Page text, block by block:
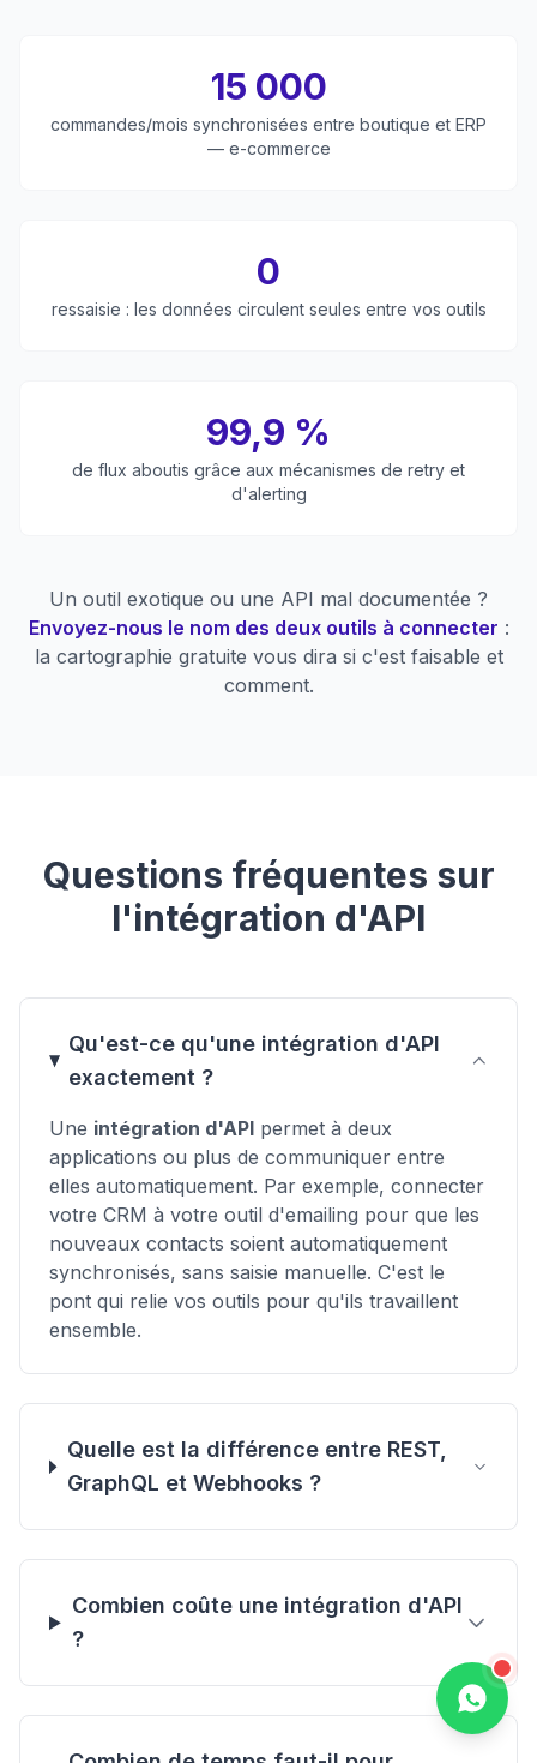
15 000
commandes/mois synchronisées entre boutique et ERP
— e-commerce
0
ressaisie : les données circulent seules entre vos outils
99,9 %
de flux aboutis grâce aux mécanismes de retry et
d'alerting
Un outil exotique ou une API mal documentée ?
Envoyez-nous le nom des deux outils à connecter :
la cartographie gratuite vous dira si c'est faisable et
comment.
Questions fréquentes sur
l'intégration d'API
Qu'est-ce qu'une intégration d'API
exactement ?
Une intégration d'API permet à deux
applications ou plus de communiquer entre
elles automatiquement. Par exemple, connecter
votre CRM à votre outil d'emailing pour que les
nouveaux contacts soient automatiquement
synchronisés, sans saisie manuelle. C'est le
pont qui relie vos outils pour qu'ils travaillent
ensemble.
Quelle est la différence entre REST,
GraphQL et Webhooks ?
Combien coûte une intégration d'API
?
Discuter